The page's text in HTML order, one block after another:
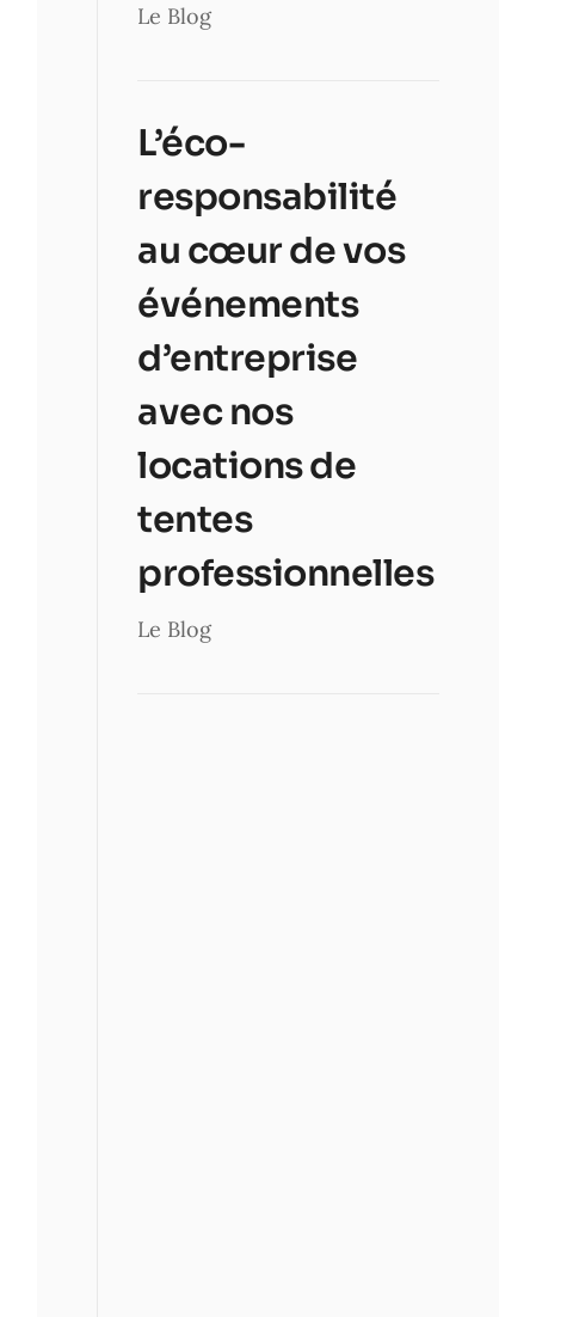
Le Blog
L’éco-
responsabilité
au cœur de vos
événements
d’entreprise
avec nos
locations de
tentes
professionnelles
Le Blog